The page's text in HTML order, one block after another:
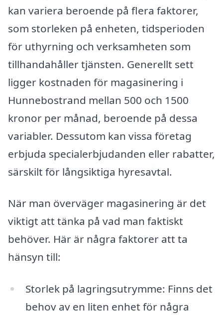
kan variera beroende på flera faktorer,
som storleken på enheten, tidsperioden
för uthyrning och verksamheten som
tillhandahåller tjänsten. Generellt sett
ligger kostnaden för magasinering i
Hunnebostrand mellan 500 och 1500
kronor per månad, beroende på dessa
variabler. Dessutom kan vissa företag
erbjuda specialerbjudanden eller rabatter,
särskilt för långsiktiga hyresavtal.
När man överväger magasinering är det
viktigt att tänka på vad man faktiskt
behöver. Här är några faktorer att ta
hänsyn till:
Storlek på lagringsutrymme: Finns det
behov av en liten enhet för några